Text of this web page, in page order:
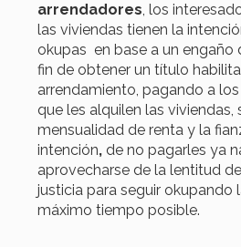
arrendadores, los
las viviendas tienen la
okupas en base a un engaño
fin de obtener un título
arrendamiento, pagando a
que les alquilen las viviendas,
mensualidad de renta y la
intención,de no pagarles ya
aprovecharse de la lentitud
justicia para seguir okupando
máximo tiempo posible.